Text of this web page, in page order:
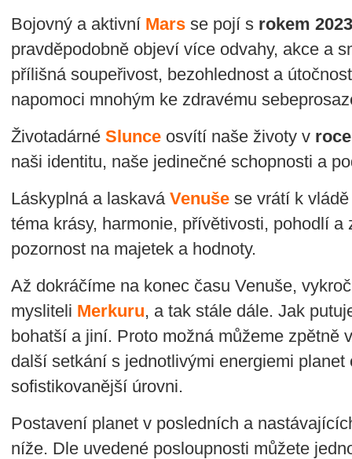
Bojovný a aktivní Mars se pojí s rokem 2023
pravděpodobně objeví více odvahy, akce a
přílišná soupeřivost, bezohlednost a
napomoci mnohým ke zdravému
Životadárné Slunce osvítí naše životy v
naši identitu, naše jedinečné schopnosti a
Láskyplná a laskavá Venuše se vrátí k
téma krásy, harmonie, přívětivosti, pohodlí a
pozornost na majetek a hodnoty.
Až dokráčíme na konec času Venuše,
mysliteli Merkuru, a tak stále dále. Jak
bohatší a jiní. Proto možná můžeme zpětně
další setkání s jednotlivými energiemi planet
sofistikovanější úrovni.
Postavení planet v posledních a
níže. Dle uvedené posloupnosti můžete